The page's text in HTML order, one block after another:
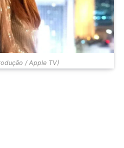
/ Apple TV)